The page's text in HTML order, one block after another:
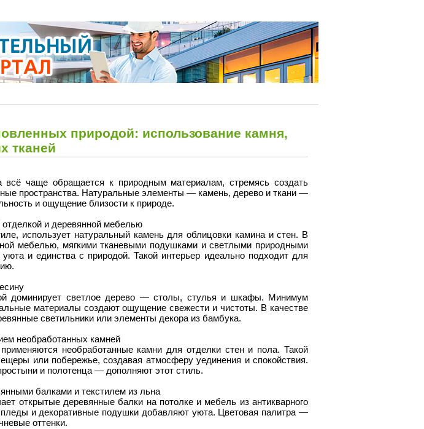
природой: использование камня,
тканей
всё чаще обращается к природным материалам, стремясь создать
пространства. Натуральные элементы — камень, дерево и ткани —
и ощущение близости к природе.
отделкой и деревянной мебелью
использует натуральный камень для облицовки камина и стен. В
мебелью, мягкими тканевыми подушками и светлыми природными
и единства с природой. Такой интерьер идеально подходит для
доминирует светлое дерево — столы, стулья и шкафы. Минимум
материалы создают ощущение свежести и чистоты. В качестве
светильники или элементы декора из бамбука.
необработанных камней
необработанные камни для отделки стен и пола. Такой
или побережье, создавая атмосферу уединения и спокойствия.
и полотенца — дополняют этот стиль.
балками и текстилем из льна
открытые деревянные балки на потолке и мебель из антикварного
пледы и декоративные подушки добавляют уюта. Цветовая палитра —
оттенки.